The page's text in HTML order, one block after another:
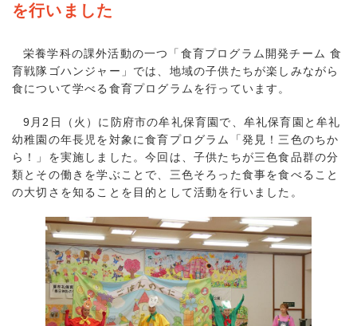
を行いました
栄養学科の課外活動の一つ「食育プログラム開発チーム 食
育戦隊ゴハンジャー」では、地域の子供たちが楽しみながら
食について学べる食育プログラムを行っています。
9月2日（火）に防府市の牟礼保育園で、牟礼保育園と牟礼
幼稚園の年長児を対象に食育プログラム「発見！三色のちか
ら！」を実施しました。今回は、子供たちが三色食品群の分
類とその働きを学ぶことで、三色そろった食事を食べること
の大切さを知ることを目的として活動を行いました。